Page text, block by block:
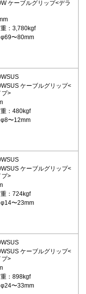
ケーブルグリップ<デラ
：3,780kgf
〜80mm
ケーブルグリップ<
プ>
：480kgf
〜12mm
ケーブルグリップ<
プ>
：724kgf
〜23mm
ケーブルグリップ<
プ>
：898kgf
〜33mm